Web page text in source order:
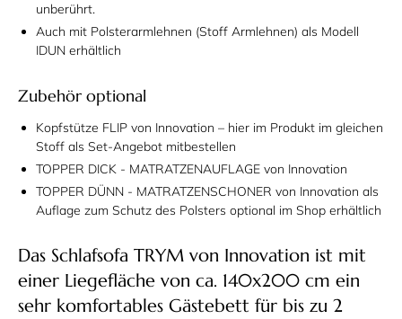
unberührt.
Auch mit Polsterarmlehnen (Stoff Armlehnen) als Modell
IDUN erhältlich
Zubehör optional
Kopfstütze FLIP von Innovation – hier im Produkt im gleichen
Stoff als Set-Angebot mitbestellen
TOPPER DICK - MATRATZENAUFLAGE von Innovation
TOPPER DÜNN - MATRATZENSCHONER von Innovation als
Auflage zum Schutz des Polsters optional im Shop erhältlich
Das Schlafsofa TRYM von Innovation ist mit
einer Liegefläche von ca. 140x200 cm ein
sehr komfortables Gästebett für bis zu 2